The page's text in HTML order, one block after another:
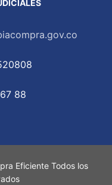
88
Eficiente Todos los